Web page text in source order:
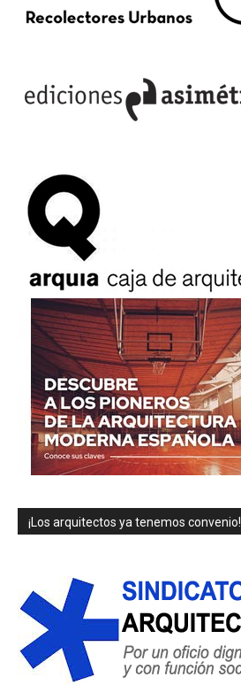
¡Los arquitectos ya tenemos convenio!